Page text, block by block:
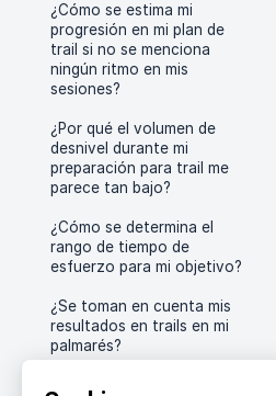
¿Cómo se estima mi
progresión en mi plan de
trail si no se menciona
ningún ritmo en mis
sesiones?
¿Por qué el volumen de
desnivel durante mi
preparación para trail me
parece tan bajo?
¿Cómo se determina el
rango de tiempo de
esfuerzo para mi objetivo?
¿Se toman en cuenta mis
resultados en trails en mi
palmarés?